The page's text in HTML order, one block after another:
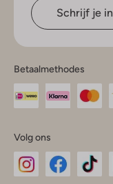
Schrijf je in
Betaalmethodes
Volg ons